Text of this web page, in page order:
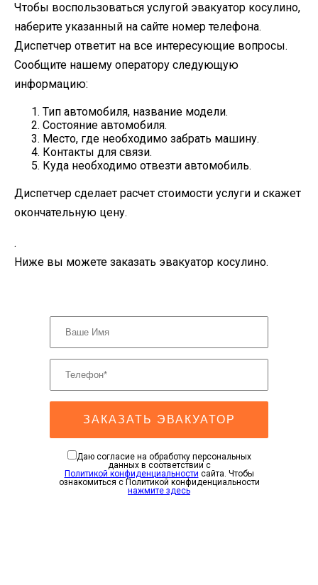
Чтобы воспользоваться услугой эвакуатор косулино,
наберите указанный на сайте номер телефона.
Диспетчер ответит на все интересующие вопросы.
Сообщите нашему оператору следующую
информацию:
Тип автомобиля, название модели.
Состояние автомобиля.
Место, где необходимо забрать машину.
Контакты для связи.
Куда необходимо отвезти автомобиль.
Диспетчер сделает расчет стоимости услуги и скажет
окончательную цену.
.
Ниже вы можете заказать эвакуатор косулино.
ЗАКАЗАТЬ ЭВАКУАТОР
Даю согласие на обработку персональных
данных в соответствии с
Политикой конфиденциальности сайта. Чтобы
ознакомиться с Политикой конфиденциальности
нажмите здесь